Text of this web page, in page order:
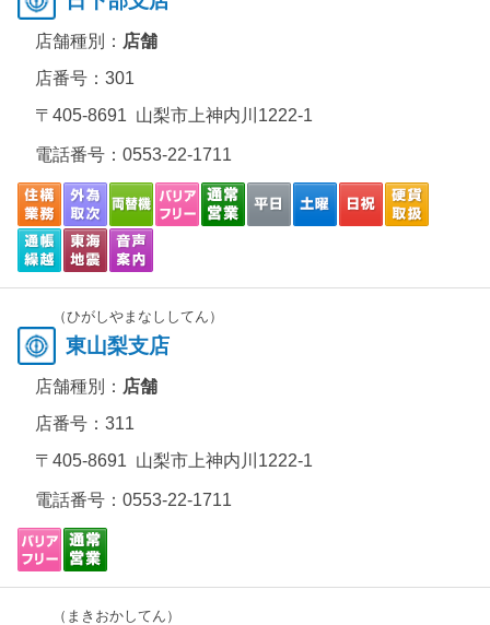
店舗種別： 店舗
店番号：301
〒405-8691 山梨市上神内川1222-1
電話番号： 0553-22-1711
（ひがしやまなししてん）
東山梨支店
店舗種別： 店舗
店番号：311
〒405-8691 山梨市上神内川1222-1
電話番号： 0553-22-1711
（まきおかしてん）